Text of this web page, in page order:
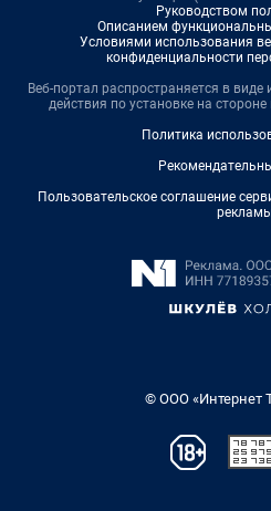
Руководством
Описанием
Условиями использования
конфиденциальности
Веб-портал распространяется в виде
действия по установке на
Политика
Пользовательское соглашение
© ООО «Интернет